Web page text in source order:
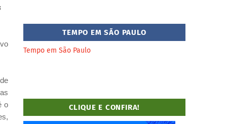
o
TEMPO EM SÃO PAULO
Tempo em São Paulo
CLIQUE E CONFIRA!